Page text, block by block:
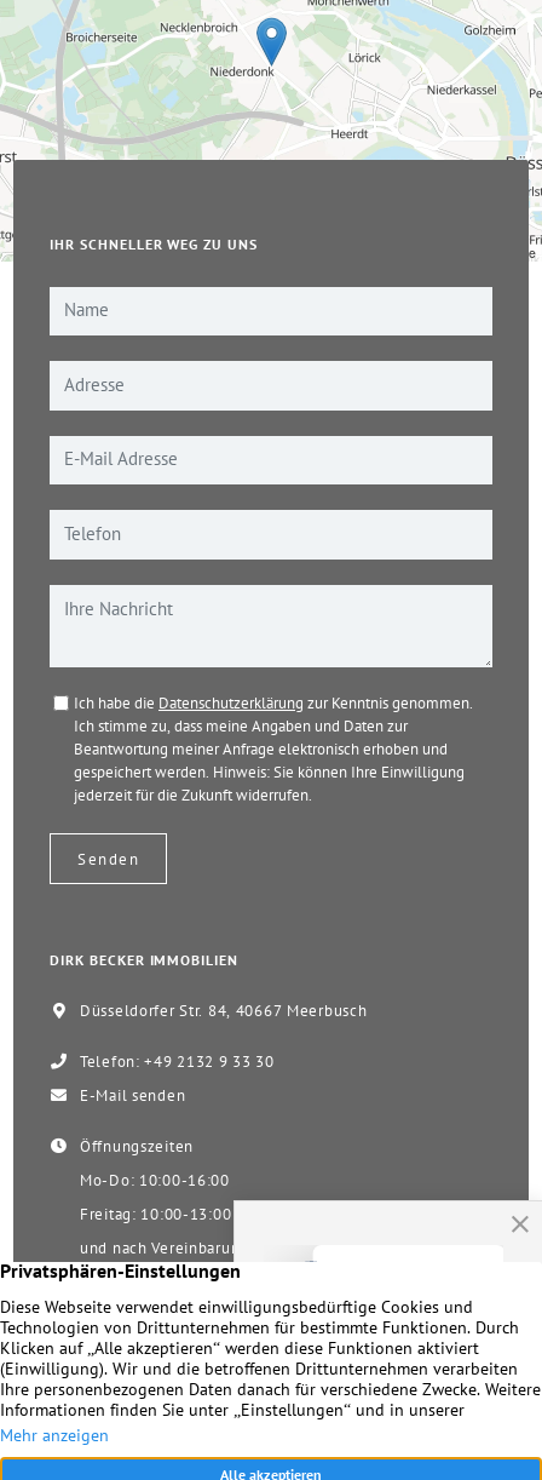
© OpenStreetMap-Mitwirkende
IHR SCHNELLER WEG ZU UNS
Ich habe die Datenschutzerklärung zur Kenntnis genommen.
Ich stimme zu, dass meine Angaben und Daten zur
Beantwortung meiner Anfrage elektronisch erhoben und
gespeichert werden. Hinweis: Sie können Ihre Einwilligung
jederzeit für die Zukunft widerrufen.
DIRK BECKER IMMOBILIEN
Düsseldorfer Str. 84, 40667 Meerbusch
Telefon: +49 2132 9 33 30
E-Mail senden
Öffnungszeiten
Mo-Do: 10:00-16:00
Freitag: 10:00-13:00
und nach Vereinbarung
Samstag nach Vereinbarung!
Unsere Facebookseite
Impressum | Datenschutz | Kontakt